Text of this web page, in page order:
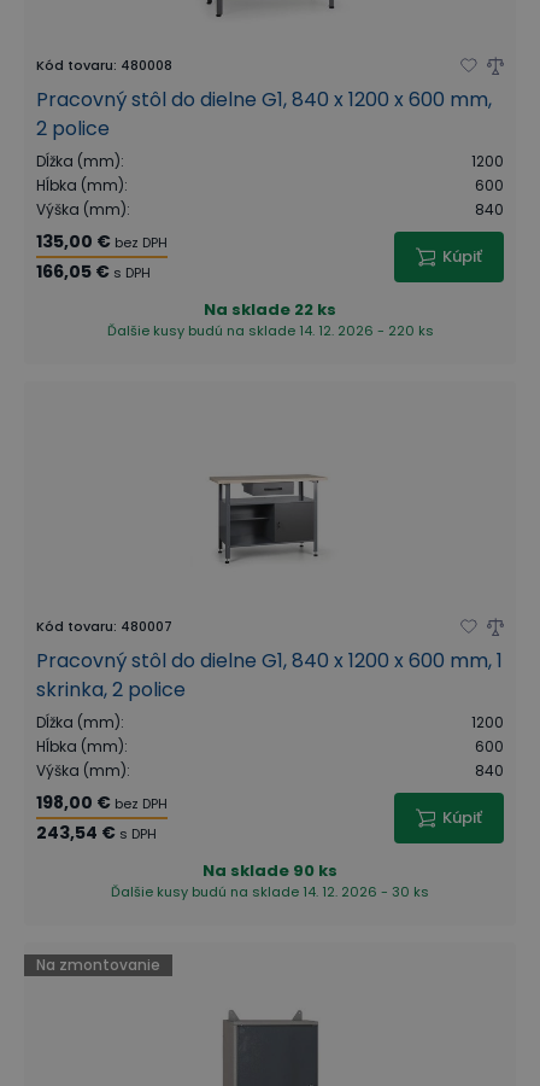
Kód tovaru: 480008
Pracovný stôl do dielne G1, 840 x 1200 x 600 mm,
2 police
Dĺžka (mm):
1200
Hĺbka (mm):
600
Výška (mm): 840
135,00 € bez DPH
166,05 € s DPH
Kúpiť
Na sklade 22 ks
Ďalšie kusy budú na sklade 14. 12. 2026 - 220 ks
Kód tovaru: 480007
Pracovný stôl do dielne G1, 840 x 1200 x 600 mm, 1
skrinka, 2 police
Dĺžka (mm):
1200
Hĺbka (mm):
600
Výška (mm): 840
198,00 € bez DPH
243,54 € s DPH
Kúpiť
Na sklade 90 ks
Ďalšie kusy budú na sklade 14. 12. 2026 - 30 ks
Na zmontovanie